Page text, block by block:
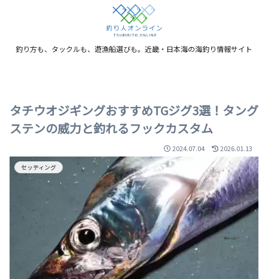
釣り方も、タックルも、遊漁船選びも。近畿・日本海の海釣り情報サイト
タチウオジギングおすすめTGジグ3選！タング
ステンの威力と釣れるフックカスタム
2024.07.04 2026.01.13
セッティング